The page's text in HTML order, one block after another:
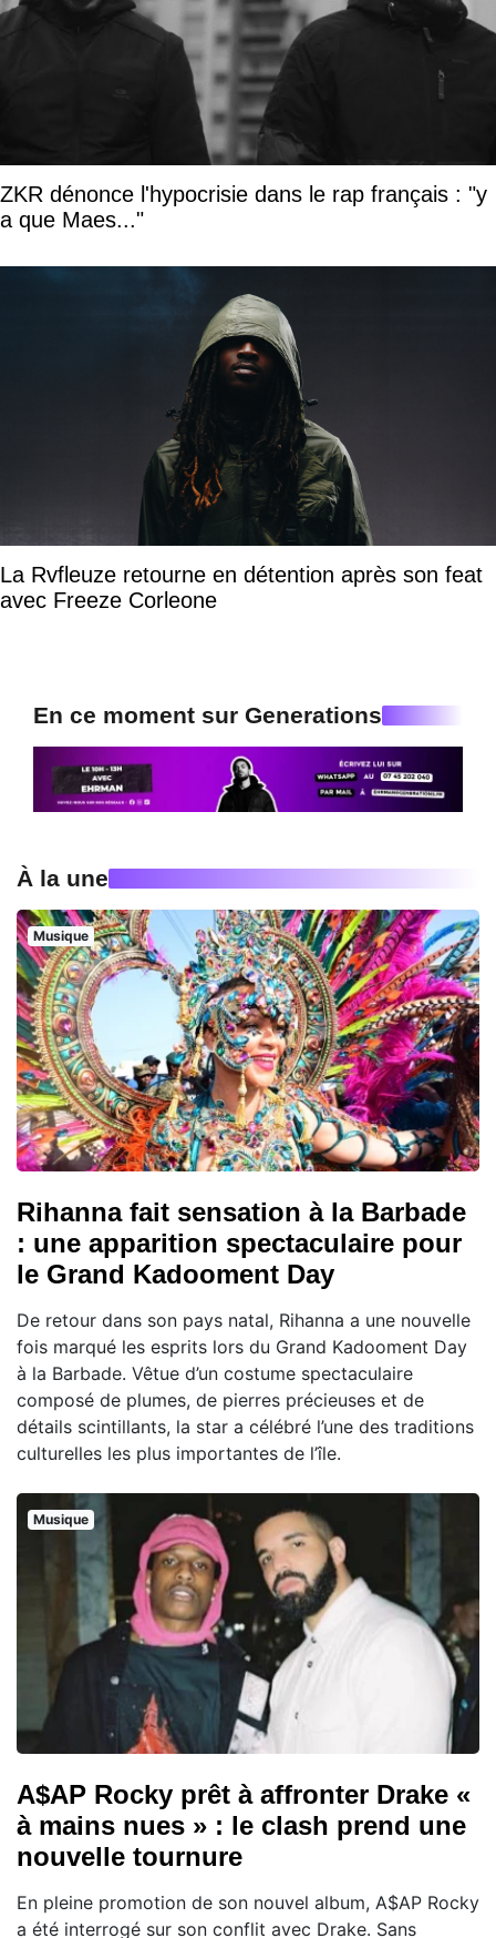
ZKR dénonce l'hypocrisie dans le rap français : "y
a que Maes..."
La Rvfleuze retourne en détention après son feat
avec Freeze Corleone
En ce moment sur Generations
À la une
Musique
Rihanna fait sensation à la Barbade
: une apparition spectaculaire pour
le Grand Kadooment Day
De retour dans son pays natal, Rihanna a une nouvelle
fois marqué les esprits lors du Grand Kadooment Day
à la Barbade. Vêtue d’un costume spectaculaire
composé de plumes, de pierres précieuses et de
détails scintillants, la star a célébré l’une des traditions
culturelles les plus importantes de l’île.
Musique
A$AP Rocky prêt à affronter Drake «
à mains nues » : le clash prend une
nouvelle tournure
En pleine promotion de son nouvel album, A$AP Rocky
a été interrogé sur son conflit avec Drake. Sans